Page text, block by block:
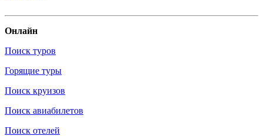
Онлайн
Поиск туров
Горящие туры
Поиск круизов
Поиск авиабилетов
Поиск отелей